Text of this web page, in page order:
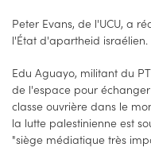
Peter Evans, de l'UCU, a
l'État d'apartheid israélien.
Edu Aguayo, militant du
de l'espace pour
classe ouvrière dans le
la lutte palestinienne est
"siège médiatique très